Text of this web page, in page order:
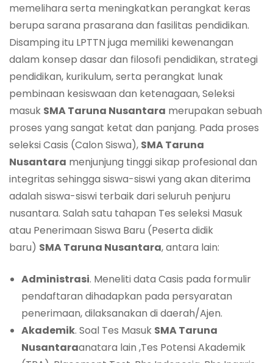
memelihara serta meningkatkan perangkat keras
berupa sarana prasarana dan fasilitas pendidikan.
Disamping itu LPTTN juga memiliki kewenangan
dalam konsep dasar dan filosofi pendidikan, strategi
pendidikan, kurikulum, serta perangkat lunak
pembinaan kesiswaan dan ketenagaan, Seleksi
masuk SMA Taruna Nusantara merupakan sebuah
proses yang sangat ketat dan panjang. Pada proses
seleksi Casis (Calon Siswa), SMA Taruna
Nusantara menjunjung tinggi sikap profesional dan
integritas sehingga siswa-siswi yang akan diterima
adalah siswa-siswi terbaik dari seluruh penjuru
nusantara. Salah satu tahapan Tes seleksi Masuk
atau Penerimaan Siswa Baru (Peserta didik
baru) SMA Taruna Nusantara, antara lain:
Administrasi. Meneliti data Casis pada formulir
pendaftaran dihadapkan pada persyaratan
penerimaan, dilaksanakan di daerah/Ajen.
Akademik. Soal Tes Masuk SMA Taruna
Nusantaraanatara lain ,Tes Potensi Akademik